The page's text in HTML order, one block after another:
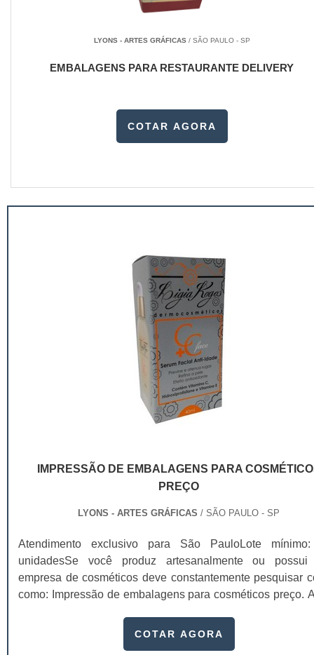
LYONS - ARTES GRÁFICAS/ SÃO PAULO - SP
EMBALAGENS PARA RESTAURANTE DELIVERY
COTAR AGORA
IMPRESSÃO DE EMBALAGENS PARA
PREÇO
LYONS - ARTES GRÁFICAS / SÃO PAULO - SP
Atendimento exclusivo para São PauloLote
unidadesSe você produz artesanalmente ou possui
empresa de cosméticos deve constantemente pesquisar
como: Impressão de embalagens para cosméticos preço.
quem está no ramo. Até porque, o mercado de
COTAR AGORA